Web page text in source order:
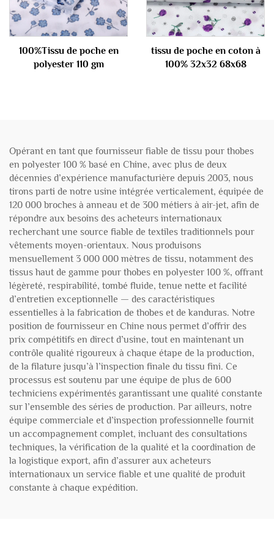
100%Tissu de poche en
polyester 110 gm
tissu de poche en coton à
100% 32x32 68x68
Opérant en tant que fournisseur fiable de tissu pour thobes
en polyester 100 % basé en Chine, avec plus de deux
décennies d’expérience manufacturière depuis 2003, nous
tirons parti de notre usine intégrée verticalement, équipée de
120 000 broches à anneau et de 300 métiers à air-jet, afin de
répondre aux besoins des acheteurs internationaux
recherchant une source fiable de textiles traditionnels pour
vêtements moyen-orientaux. Nous produisons
mensuellement 3 000 000 mètres de tissu, notamment des
tissus haut de gamme pour thobes en polyester 100 %, offrant
légèreté, respirabilité, tombé fluide, tenue nette et facilité
d’entretien exceptionnelle — des caractéristiques
essentielles à la fabrication de thobes et de kanduras. Notre
position de fournisseur en Chine nous permet d’offrir des
prix compétitifs en direct d’usine, tout en maintenant un
contrôle qualité rigoureux à chaque étape de la production,
de la filature jusqu’à l’inspection finale du tissu fini. Ce
processus est soutenu par une équipe de plus de 600
techniciens expérimentés garantissant une qualité constante
sur l’ensemble des séries de production. Par ailleurs, notre
équipe commerciale et d’inspection professionnelle fournit
un accompagnement complet, incluant des consultations
techniques, la vérification de la qualité et la coordination de
la logistique export, afin d’assurer aux acheteurs
internationaux un service fiable et une qualité de produit
constante à chaque expédition.